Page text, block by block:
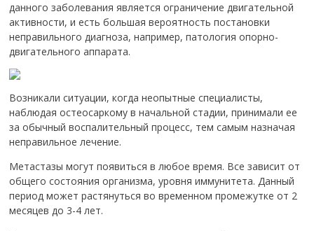
данного заболевания является ограничение двигательной
активности, и есть большая вероятность постановки
неправильного диагноза, например, патология опорно-
двигательного аппарата.
Возникали ситуации, когда неопытные специалисты,
наблюдая остеосаркому в начальной стадии, принимали ее
за обычный воспалительный процесс, тем самым назначая
неправильное лечение.
Метастазы могут появиться в любое время. Все зависит от
общего состояния организма, уровня иммунитета. Данный
период может растянуться во временном промежутке от 2
месяцев до 3-4 лет.